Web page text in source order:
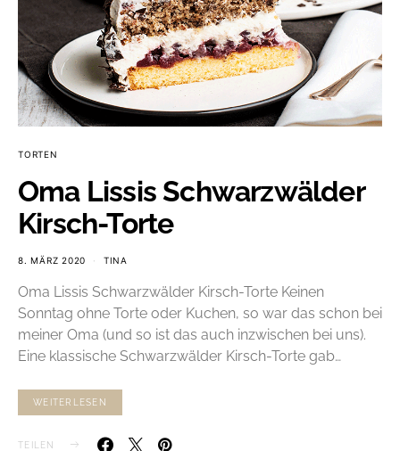
TORTEN
Oma Lissis Schwarzwälder
Kirsch-Torte
8. MÄRZ 2020 TINA
Oma Lissis Schwarzwälder Kirsch-Torte Keinen
Sonntag ohne Torte oder Kuchen, so war das schon bei
meiner Oma (und so ist das auch inzwischen bei uns).
Eine klassische Schwarzwälder Kirsch-Torte gab…
WEITERLESEN
TEILEN